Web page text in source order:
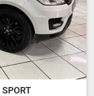
SPORT